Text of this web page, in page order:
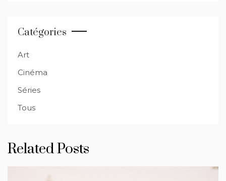
Catégories
Art
Cinéma
Séries
Tous
Related Posts